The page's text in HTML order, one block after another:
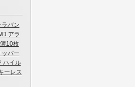
バン
アラ
10枚
パー
ハイル
ーレス